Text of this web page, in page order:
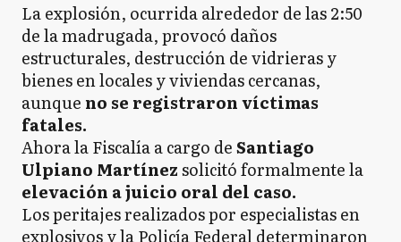
La explosión, ocurrida alrededor de las 2:50
de la madrugada, provocó daños
estructurales, destrucción de vidrieras y
bienes en locales y viviendas cercanas,
aunque no se registraron víctimas
fatales.
Ahora la Fiscalía a cargo deSantiago
Ulpiano Martínezsolicitó formalmente la
elevación a juicio oral del caso.
Los peritajes realizados por especialistas en
explosivos y la Policía Federal determinaron